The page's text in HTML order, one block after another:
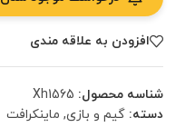
افزودن به علاقه مندی
شناسه محصول: Xh1565
دسته: گیم و بازی, ماینکرافت